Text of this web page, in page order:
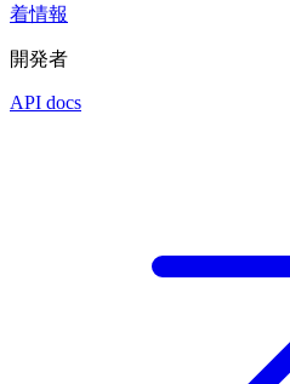
着情報
開発者
API docs